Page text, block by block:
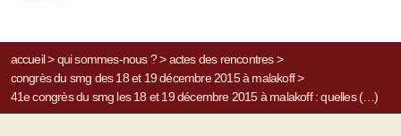
accueil> qui sommes-nous ?> actes des rencontres>
congrès du smg des 18 et 19 décembre 2015 à malakoff>
41e congrès du smg les 18 et 19 décembre 2015 à malakoff : quelles (…)